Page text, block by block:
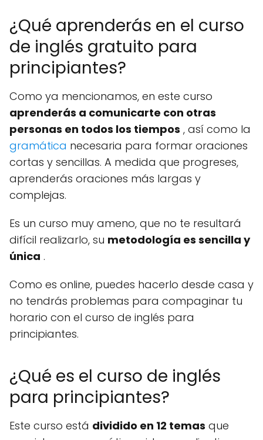
¿Qué aprenderás en el curso
de inglés gratuito para
principiantes?
Como ya mencionamos, en este curso
aprenderás a comunicarte con otras
personas en todos los tiempos , así como la
gramática necesaria para formar oraciones
cortas y sencillas. A medida que progreses,
aprenderás oraciones más largas y
complejas.
Es un curso muy ameno, que no te resultará
difícil realizarlo, su metodología es sencilla y
única .
Como es online, puedes hacerlo desde casa y
no tendrás problemas para compaginar tu
horario con el curso de inglés para
principiantes.
¿Qué es el curso de inglés
para principiantes?
Este curso está dividido en 12 temas que